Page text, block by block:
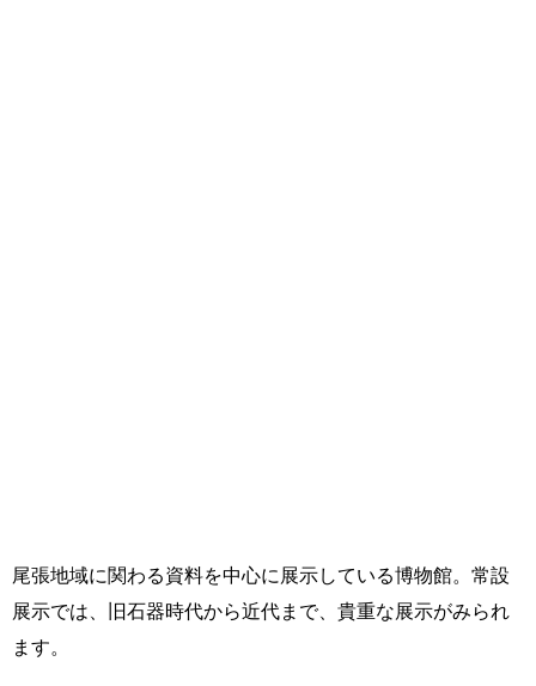
尾張地域に関わる資料を中心に展示している博物館。常設
展示では、旧石器時代から近代まで、貴重な展示がみられ
ます。